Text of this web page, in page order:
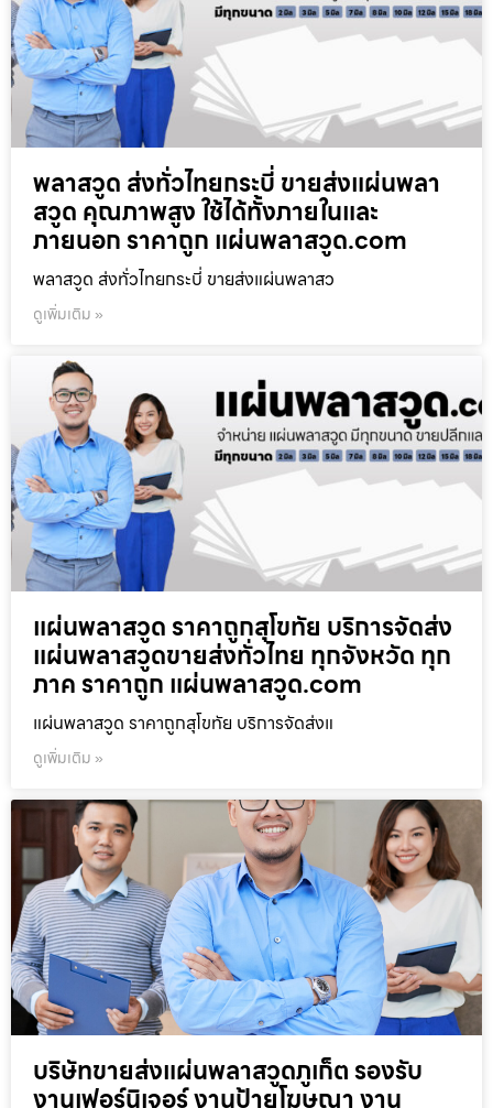
พลาสวูด ส่งทั่วไทยกระบี่ ขายส่งแผ่นพลา
สวูด คุณภาพสูง ใช้ได้ทั้งภายในและ
ภายนอก ราคาถูก แผ่นพลาสวูด.com
พลาสวูด ส่งทั่วไทยกระบี่ ขายส่งแผ่นพลาสว
ดูเพิ่มเติม »
แผ่นพลาสวูด ราคาถูกสุโขทัย บริการจัดส่ง
แผ่นพลาสวูดขายส่งทั่วไทย ทุกจังหวัด ทุก
ภาค ราคาถูก แผ่นพลาสวูด.com
แผ่นพลาสวูด ราคาถูกสุโขทัย บริการจัดส่งแ
ดูเพิ่มเติม »
บริษัทขายส่งแผ่นพลาสวูดภูเก็ต รองรับ
งานเฟอร์นิเจอร์ งานป้ายโฆษณา งาน